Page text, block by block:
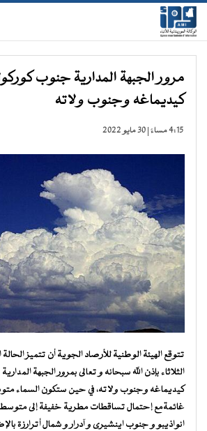
مرور الجبهة المدارية جنوب
كيديماغه وجنوب ولاته
4:15 مساءً | 30 مايو 2022
تتوقع الهيئة الوطنية للأرصاد الجوية أن تتميز
الثلاثاء بإذن الله سبحانه و تعالى بمرور الجبهة
كيديماغه وجنوب ولاته، في حين ستكون السماء
غائمةمع إحتمال تساقطات مطرية خفيفة إلى
انواذيبو و جنوب اينشيرى و آدرار و شمال أترارزة